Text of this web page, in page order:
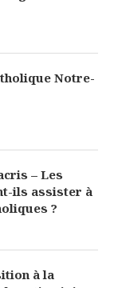
Notre-
– Les
ils assister à
?
à la